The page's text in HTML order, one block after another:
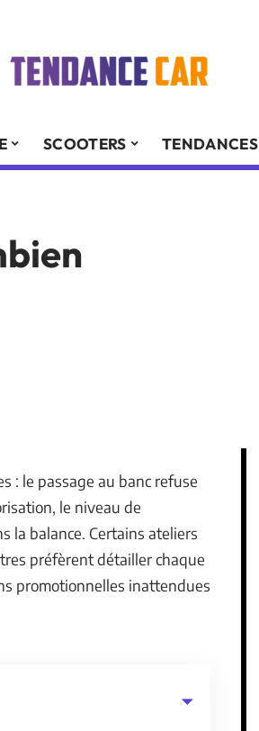
SCOOTERS TENDANCES
: le passage au banc refuse
le niveau de
la balance. Certains ateliers
préfèrent détailler chaque
promotionnelles inattendues